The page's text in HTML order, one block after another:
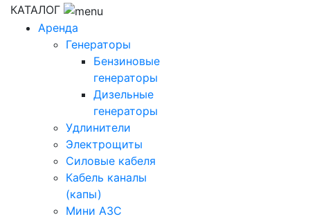
КАТАЛОГ
Аренда
Генераторы
Бензиновые
генераторы
Дизельные
генераторы
Удлинители
Электрощиты
Силовые кабеля
Кабель каналы
(капы)
Мини АЗС